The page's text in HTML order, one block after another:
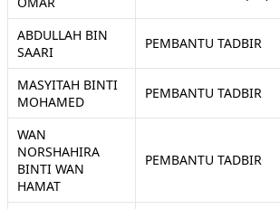
ABDULLAH BIN
SAARI
PEMBANTU TADBIR
MASYITAH BINTI
MOHAMED
PEMBANTU TADBIR
WAN
NORSHAHIRA
BINTI WAN
HAMAT
PEMBANTU TADBIR